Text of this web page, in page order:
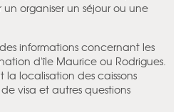
organiser un séjour ou une
informations concernant les
d'île Maurice ou Rodrigues.
la localisation des caissons
visa et autres questions